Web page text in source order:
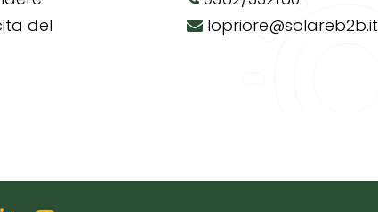
del
lopriore@solareb2b.it